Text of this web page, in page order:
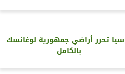
تحرر أراضي جمهورية لوغانسك
بالكامل